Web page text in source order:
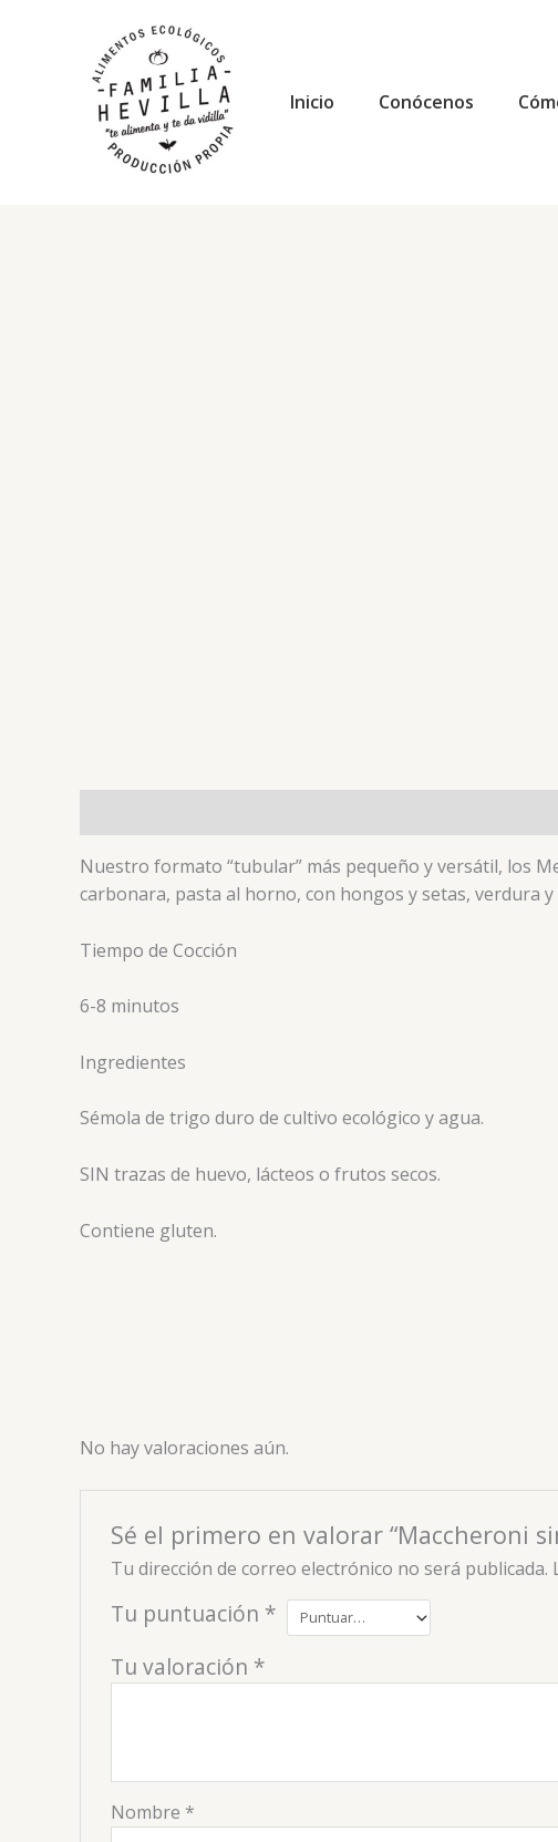
Inicio
Conócenos
Nuestro formato “tubular” más pequeño y versátil, los
carbonara, pasta al horno, con hongos y setas, verdura
Tiempo de Cocción
6-8 minutos
Ingredientes
Sémola de trigo duro de cultivo ecológico y agua.
SIN trazas de huevo, lácteos o frutos secos.
Contiene gluten.
No hay valoraciones aún.
Sé el primero en valorar “Maccheroni
Tu dirección de correo electrónico no será publicada.
Tu puntuación *
Tu valoración *
Nombre *